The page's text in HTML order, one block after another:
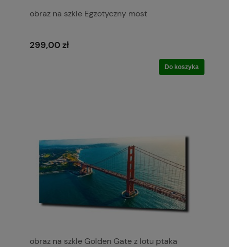
obraz na szkle Egzotyczny most
299,00 zł
Do koszyka
obraz na szkle Golden Gate z lotu ptaka